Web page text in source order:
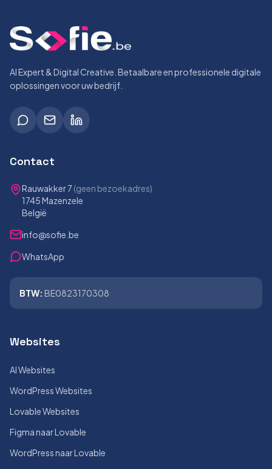
AI Expert & Digital Creative. Betaalbare en professionele digitale
oplossingen voor uw bedrijf.
Contact
Rauwakker 7 (geen bezoekadres)
1745 Mazenzele
België
info@sofie.be
WhatsApp
BTW: BE0823170308
Websites
AI Websites
WordPress Websites
Lovable Websites
Figma naar Lovable
WordPress naar Lovable